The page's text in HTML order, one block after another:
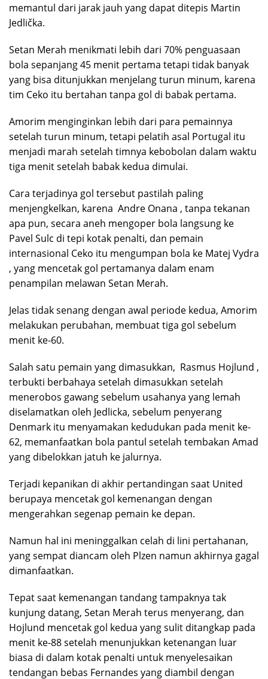
memantul dari jarak jauh yang dapat ditepis Martin
Jedlička.
Setan Merah menikmati lebih dari 70% penguasaan
bola sepanjang 45 menit pertama tetapi tidak banyak
yang bisa ditunjukkan menjelang turun minum, karena
tim Ceko itu bertahan tanpa gol di babak pertama.
Amorim menginginkan lebih dari para pemainnya
setelah turun minum, tetapi pelatih asal Portugal itu
menjadi marah setelah timnya kebobolan dalam waktu
tiga menit setelah babak kedua dimulai.
Cara terjadinya gol tersebut pastilah paling
menjengkelkan, karena Andre Onana , tanpa tekanan
apa pun, secara aneh mengoper bola langsung ke
Pavel Sulc di tepi kotak penalti, dan pemain
internasional Ceko itu mengumpan bola ke Matej Vydra
, yang mencetak gol pertamanya dalam enam
penampilan melawan Setan Merah.
Jelas tidak senang dengan awal periode kedua, Amorim
melakukan perubahan, membuat tiga gol sebelum
menit ke-60.
Salah satu pemain yang dimasukkan, Rasmus Hojlund ,
terbukti berbahaya setelah dimasukkan setelah
menerobos gawang sebelum usahanya yang lemah
diselamatkan oleh Jedlicka, sebelum penyerang
Denmark itu menyamakan kedudukan pada menit ke-
62, memanfaatkan bola pantul setelah tembakan Amad
yang dibelokkan jatuh ke jalurnya.
Terjadi kepanikan di akhir pertandingan saat United
berupaya mencetak gol kemenangan dengan
mengerahkan segenap pemain ke depan.
Namun hal ini meninggalkan celah di lini pertahanan,
yang sempat diancam oleh Plzen namun akhirnya gagal
dimanfaatkan.
Tepat saat kemenangan tandang tampaknya tak
kunjung datang, Setan Merah terus menyerang, dan
Hojlund mencetak gol kedua yang sulit ditangkap pada
menit ke-88 setelah menunjukkan ketenangan luar
biasa di dalam kotak penalti untuk menyelesaikan
tendangan bebas Fernandes yang diambil dengan